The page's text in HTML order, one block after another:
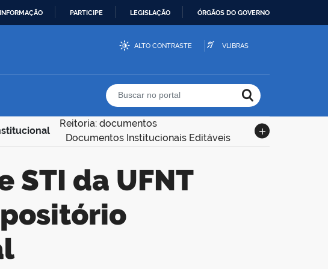
PARTICIPE LEGISLAÇÃO ÓRGÃOS DO GOVERNO
ALTO CONTRASTE VLIBRAS
Buscar no portal
Reitoria: documentos
Documentos Institucionais Editáveis